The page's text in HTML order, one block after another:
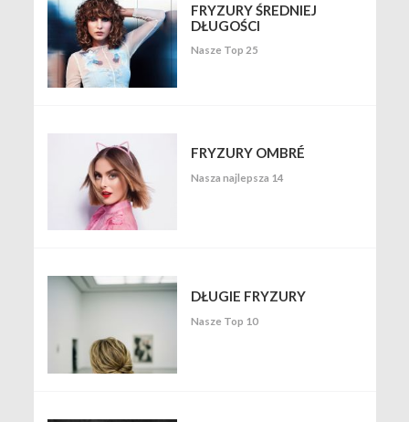
FRYZURY ŚREDNIEJ
DŁUGOŚCI
Nasze Top 25
FRYZURY OMBRÉ
Nasza najlepsza 14
DŁUGIE FRYZURY
Nasze Top 10